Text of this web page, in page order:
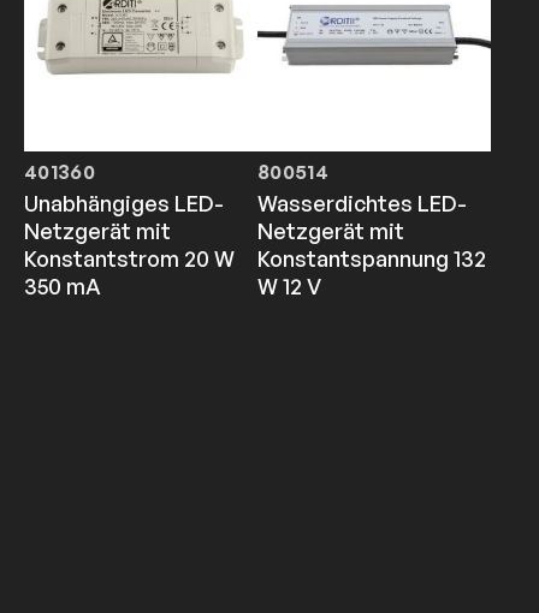
401360
Unabhängiges LED-
Netzgerät mit
Konstantstrom 20 W
350 mA
800514
Wasserdichtes LED-
Netzgerät mit
Konstantspannung 132
W 12 V